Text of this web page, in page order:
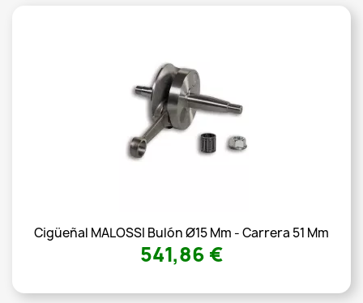
Cigüeñal MALOSSI Bulón Ø15 Mm - Carrera 51 Mm
541,86 €